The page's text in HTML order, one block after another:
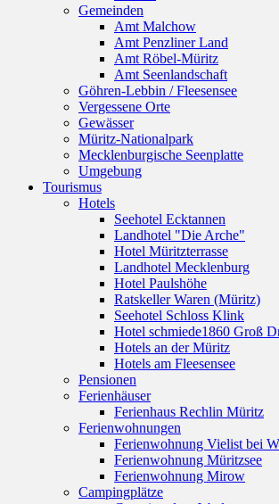
Gemeinden
Amt Malchow
Amt Penzliner Land
Amt Röbel-Müritz
Amt Seenlandschaft
Göhren-Lebbin / Fleesensee
Vergessene Orte
Gewässer
Müritz-Nationalpark
Mecklenburgische Seenplatte
Umgebung
Tourismus
Hotels
Seehotel Ecktannen
Landhotel "Die Arche"
Hotel Müritzterrasse
Landhotel Mecklenburg
Hotel Paulshöhe
Ratskeller Waren (Müritz)
Seehotel Schloss Klink
Hotel schmiede1860 Groß
Hotels an der Müritz
Hotels am Fleesensee
Pensionen
Ferienhäuser
Ferienhaus Rechlin Müritz
Ferienwohnungen
Ferienwohnung Vielist bei
Ferienwohnung Müritzsee
Ferienwohnung Mirow
Campingplätze